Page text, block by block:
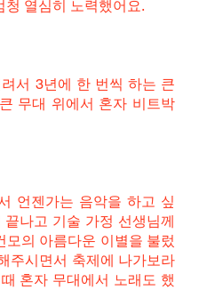
청 열심히 노력했어요.
려서 3년에 한 번씩 하는 큰
무대 위에서 혼자 비트박
언젠가는 음악을 하고 싶
나고 기술 가정 선생님께
의 아름다운 이별을 불렀
주시면서 축제에 나가보라
혼자 무대에서 노래도 했